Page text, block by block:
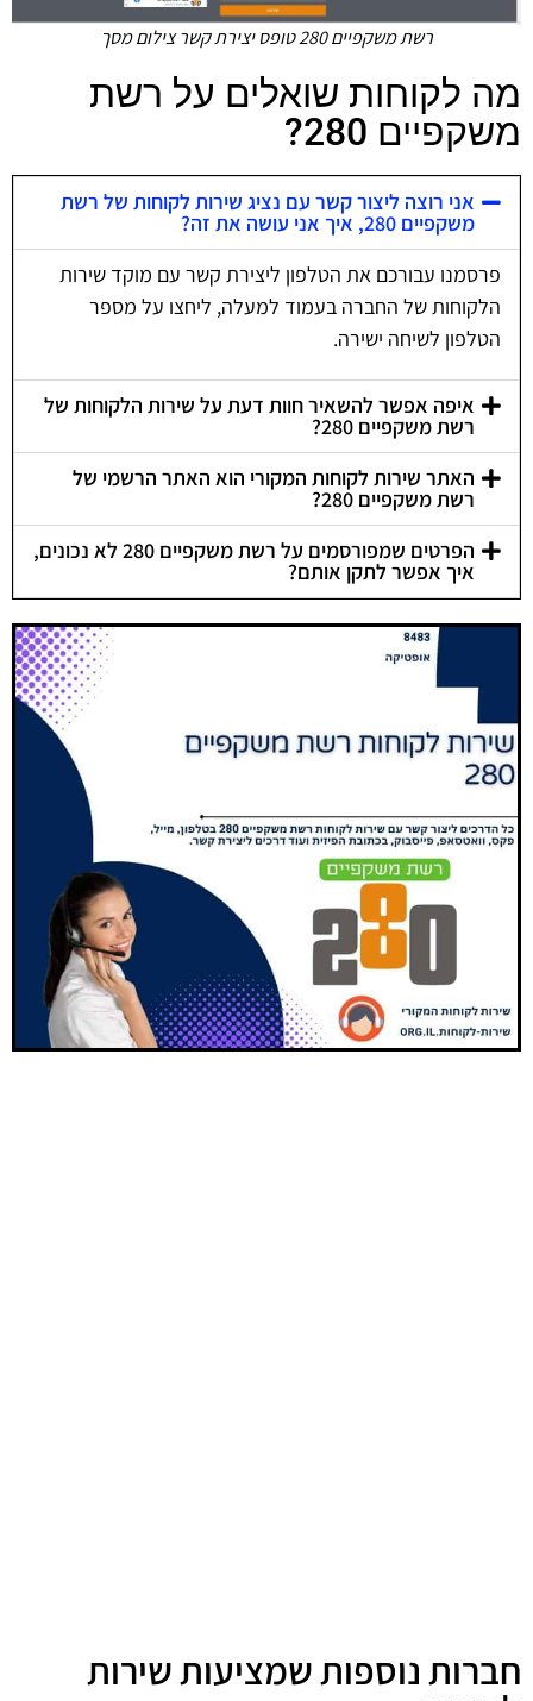
רשת משקפיים 280 טופס יצירת קשר צילום מסך
מה לקוחות שואלים על רשת
משקפיים 280?
אני רוצה ליצור קשר עם נציג שירות לקוחות של רשת
משקפיים 280, איך אני עושה את זה?
פרסמנו עבורכם את הטלפון ליצירת קשר עם מוקד שירות
הלקוחות של החברה בעמוד למעלה, ליחצו על מספר
הטלפון לשיחה ישירה.
איפה אפשר להשאיר חוות דעת על שירות הלקוחות של
רשת משקפיים 280?
האתר שירות לקוחות המקורי הוא האתר הרשמי של
רשת משקפיים 280?
הפרטים שמפורסמים על רשת משקפיים 280 לא נכונים,
איך אפשר לתקן אותם?
חברות נוספות שמציעות שירות